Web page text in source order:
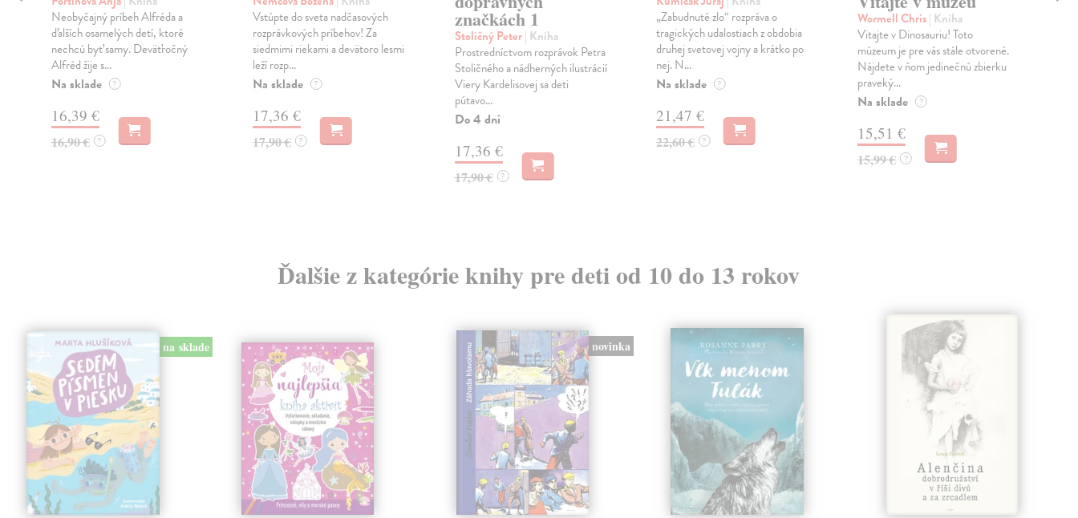
Neobyčajný príbeh Alfréda a
ďalších osamelých detí, ktoré
nechcú byť samy. Deväťročný
Alfréd žije s...
Na sklade ?
16,39 €
16,90 € ?
Vstúpte do sveta nadčasových
rozprávkových príbehov! Za
siedmimi riekami a devätoro lesmi
leží rozp...
Na sklade ?
17,36 €
17,90 € ?
značkách 1
Stoličný Peter| Kniha
Prostredníctvom rozprávok Petra
Stoličného a nádherných ilustrácií
Viery Kardelisovej sa deti
pútavo...
Do 4 dní
17,36 €
17,90 € ?
„Zabudnuté zlo“ rozpráva o
tragických udalostiach z obdobia
druhej svetovej vojny a krátko po
nej. N...
Na sklade ?
21,47 €
22,60 € ?
Wormell Chris| Kniha
Vitajte v Dinosauriu! Toto
múzeum je pre vás stále otvorené.
Nájdete v ňom jedinečnú zbierku
praveký...
Na sklade ?
15,51 €
15,99 € ?
Ďalšie z kategórie knihy pre deti od 10 do 13 rokov
na sklade novinka